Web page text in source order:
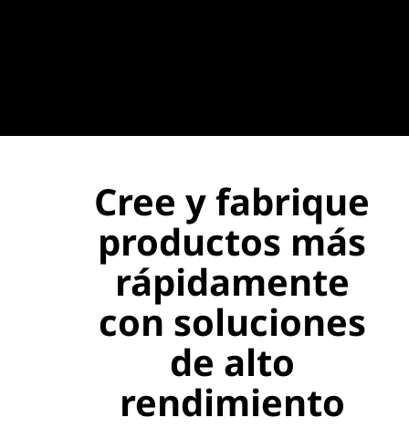
Cree y fabrique
productos más
rápidamente
con soluciones
de alto
rendimiento